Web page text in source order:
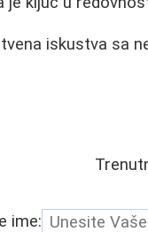
iskustva sa
ime: